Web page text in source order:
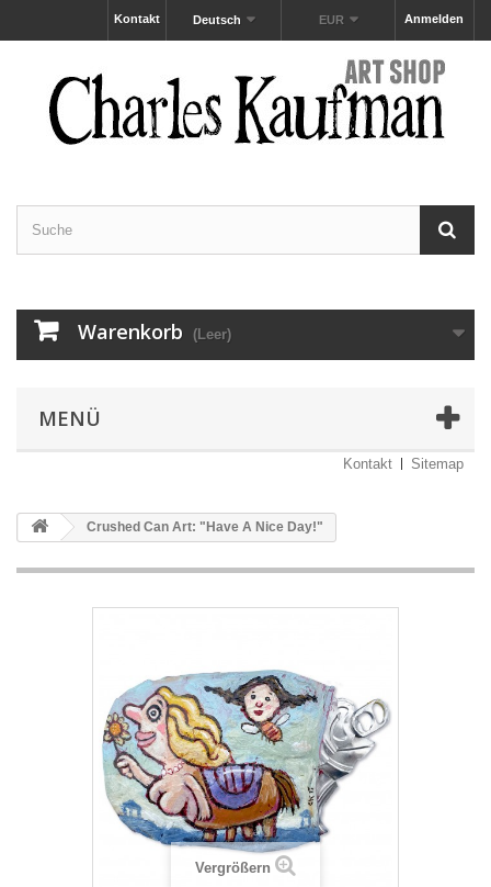
Anmelden
EUR
Deutsch
Kontakt
Warenkorb (Leer)
MENÜ
Kontakt Sitemap
Crushed Can Art: "Have A Nice Day!"
Vergrößern